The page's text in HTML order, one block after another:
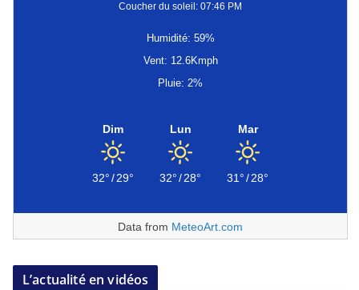
Coucher du soleil: 07:46 PM
Humidité: 59%
Vent: 12.6Kmph
Pluie: 2%
Dim
32°/29°
Lun
32°/28°
Mar
31°/28°
Data from MeteoArt.com
L’actualité en vidéos